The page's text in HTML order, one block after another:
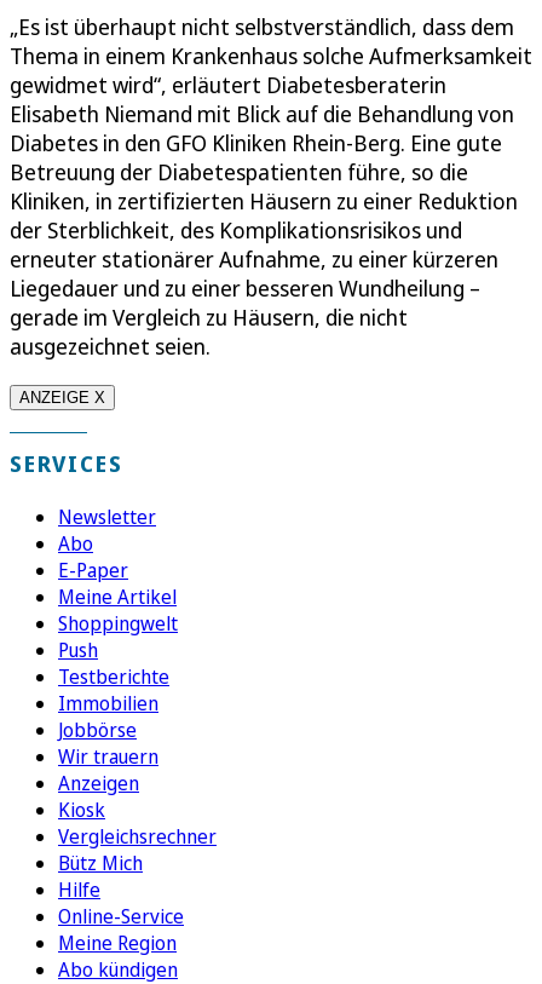
„Es ist überhaupt nicht selbstverständlich, dass dem
Thema in einem Krankenhaus solche Aufmerksamkeit
gewidmet wird“, erläutert Diabetesberaterin
Elisabeth Niemand mit Blick auf die Behandlung von
Diabetes in den GFO Kliniken Rhein-Berg. Eine gute
Betreuung der Diabetespatienten führe, so die
Kliniken, in zertifizierten Häusern zu einer Reduktion
der Sterblichkeit, des Komplikationsrisikos und
erneuter stationärer Aufnahme, zu einer kürzeren
Liegedauer und zu einer besseren Wundheilung –
gerade im Vergleich zu Häusern, die nicht
ausgezeichnet seien.
ANZEIGE X
SERVICES
Newsletter
Abo
E-Paper
Meine Artikel
Shoppingwelt
Push
Testberichte
Immobilien
Jobbörse
Wir trauern
Anzeigen
Kiosk
Vergleichsrechner
Bütz Mich
Hilfe
Online-Service
Meine Region
Abo kündigen